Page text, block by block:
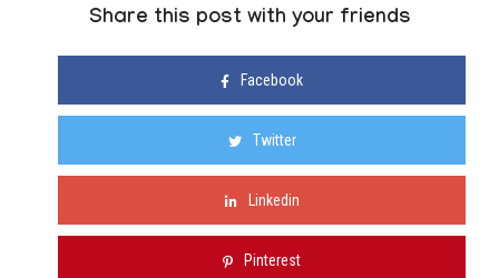
Share this post with your friends
Facebook
Twitter
Linkedin
Pinterest